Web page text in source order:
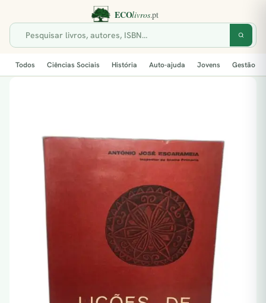
Todos Ciências Sociais História Auto-ajuda Jovens Gestão